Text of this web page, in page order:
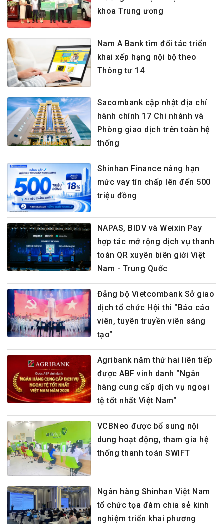
khoa Trung ương
Nam A Bank tìm đối tác triển
khai xếp hạng nội bộ theo
Thông tư 14
Sacombank cập nhật địa chỉ
hành chính 17 Chi nhánh và
Phòng giao dịch trên toàn hệ
thống
Shinhan Finance nâng hạn
mức vay tín chấp lên đến 500
triệu đồng
NAPAS, BIDV và Weixin Pay
hợp tác mở rộng dịch vụ thanh
toán QR xuyên biên giới Việt
Nam - Trung Quốc
Đảng bộ Vietcombank Sở giao
dịch tổ chức Hội thi "Báo cáo
viên, tuyên truyền viên sáng
tạo"
Agribank năm thứ hai liên tiếp
được ABF vinh danh "Ngân
hàng cung cấp dịch vụ ngoại
tệ tốt nhất Việt Nam"
VCBNeo được bổ sung nội
dung hoạt động, tham gia hệ
thống thanh toán SWIFT
Ngân hàng Shinhan Việt Nam
tổ chức tọa đàm chia sẻ kinh
nghiệm triển khai phương